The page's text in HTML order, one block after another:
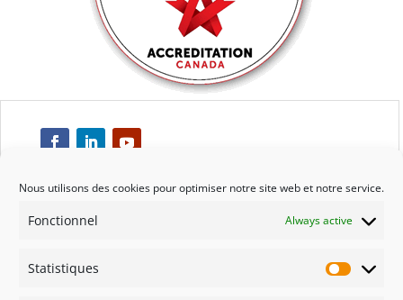
Nous utilisons des cookies pour optimiser notre site web et notre service.
Fonctionnel Always active
Statistiques
Respect
Engagement